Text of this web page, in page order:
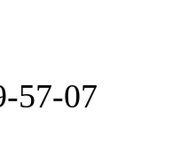
57-07